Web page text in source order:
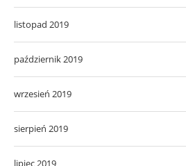
listopad 2019
październik 2019
wrzesień 2019
sierpień 2019
lipiec 2019